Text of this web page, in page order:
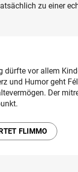
zu einer
dürfte vor allem
und Humor geht
Der
FLIMMO